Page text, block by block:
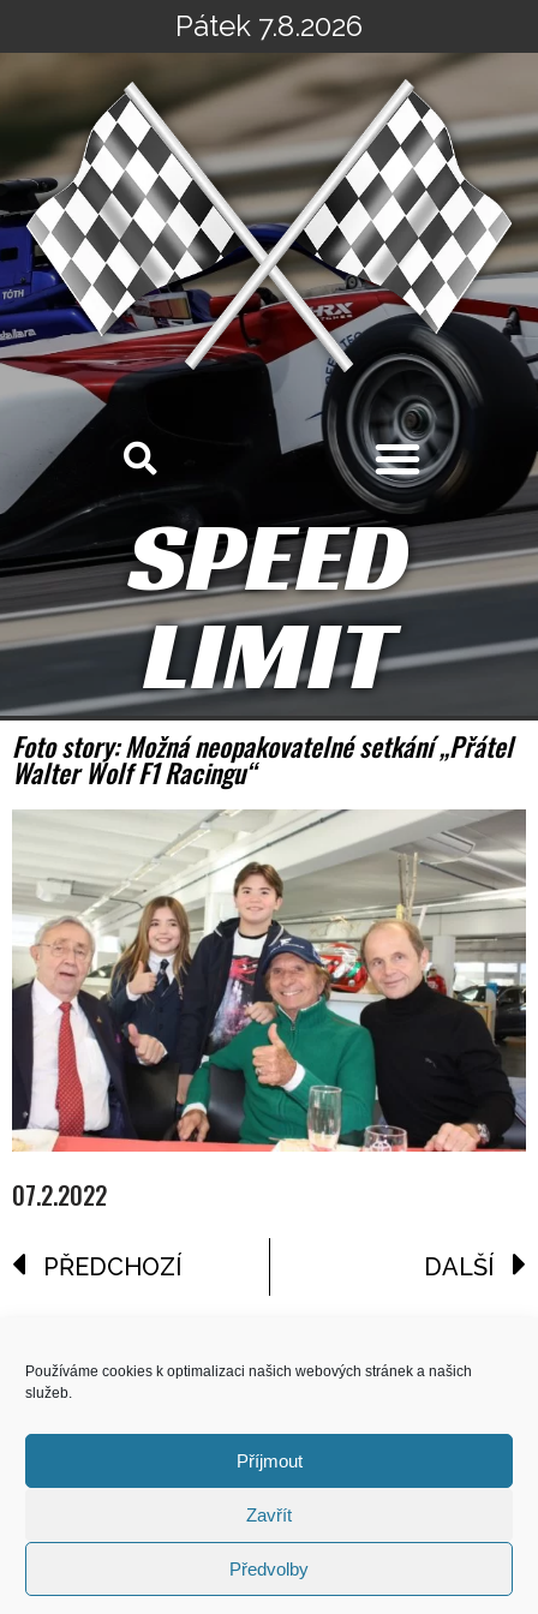
Používáme cookies k optimalizaci našich webových stránek a našich
služeb.
Příjmout
Zavřít
Předvolby
na
Pátek 7.8.2026
SPEED
LIMIT
Foto story: Možná neopakovatelné setkání „Přátel
Walter Wolf F1 Racingu“
07.2.2022
PŘEDCHOZÍ DALŠÍ
COPYRIGHT
© 2026 Speed Limit,
All Rights Reserved